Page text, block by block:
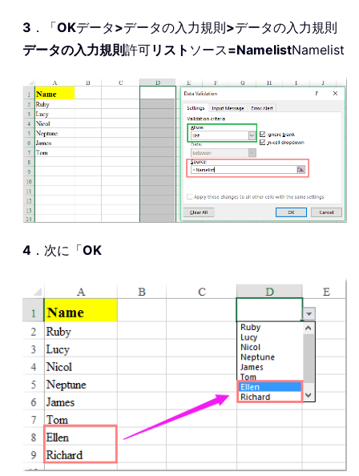
3 ．「OKデータ>データの入力規則>データの入力規則
データの入力規則許可リスト ソース=NamelistNamelist
4 ．次に「OK